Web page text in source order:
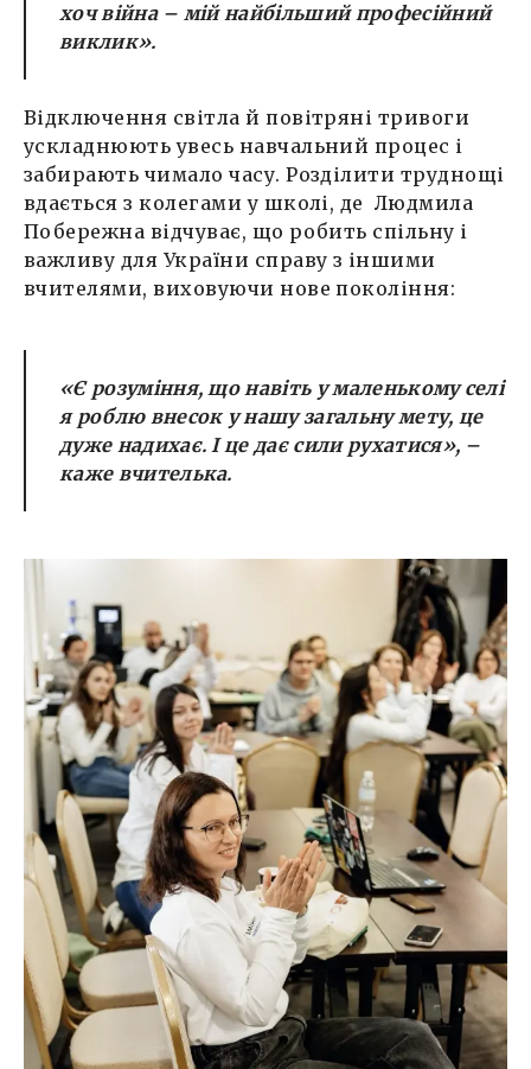
хоч війна – мій найбільший професійний
виклик».
Відключення світла й повітряні тривоги
ускладнюють увесь навчальний процес і
забирають чимало часу. Розділити труднощі
вдається з колегами у школі, де Людмила
Побережна відчуває, що робить спільну і
важливу для України справу з іншими
вчителями, виховуючи нове покоління:
«Є розуміння, що навіть у маленькому селі
я роблю внесок у нашу загальну мету, це
дуже надихає. І це дає сили рухатися», –
каже вчителька.